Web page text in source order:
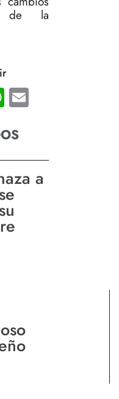
la
WhatsApp
a